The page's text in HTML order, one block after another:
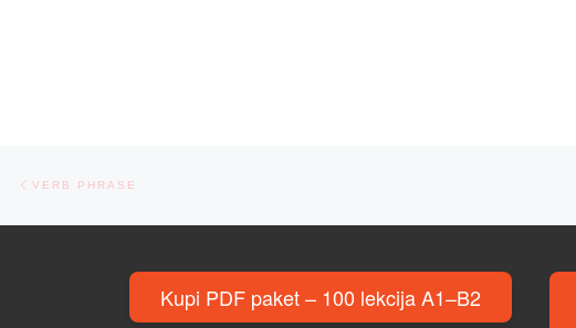
Post navigation
VERB PHRASE
Kupi PDF paket – 100 lekcija A1–B2